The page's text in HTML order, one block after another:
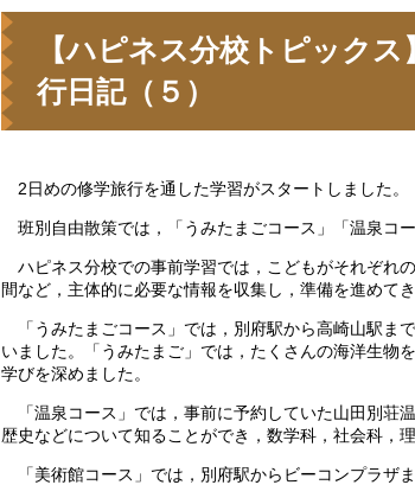
【ハピネス分校トピック
行日記（５）
2日めの修学旅行を通した学習がスタートしました。
班別自由散策では，「うみたまごコース」「温泉コ
ハピネス分校での事前学習では，こどもがそれぞれ
間など，主体的に必要な情報を収集し，準備を進めてき
「うみたまごコース」では，別府駅から高崎山駅ま
いました。「うみたまご」では，たくさんの海洋生物
学びを深めました。
「温泉コース」では，事前に予約していた山田別荘
歴史などについて知ることができ，数学科，社会科，
「美術館コース」では，別府駅からビーコンプラザ